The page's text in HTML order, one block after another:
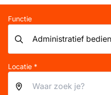
Functie
Locatie *